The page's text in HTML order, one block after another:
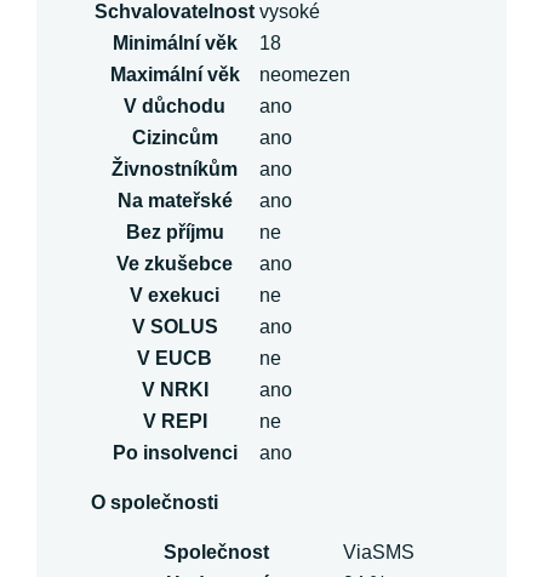
Schvalovatelnost vysoké
Minimální věk
18
Maximální věk
neomezen
V důchodu
ano
Cizincům
ano
Živnostníkům
ano
Na mateřské
ano
Bez příjmu
ne
Ve zkušebce
ano
V exekuci
ne
V SOLUS
ano
V EUCB
ne
V NRKI
ano
V REPI
ne
Po insolvenci
ano
O společnosti
Společnost
ViaSMS